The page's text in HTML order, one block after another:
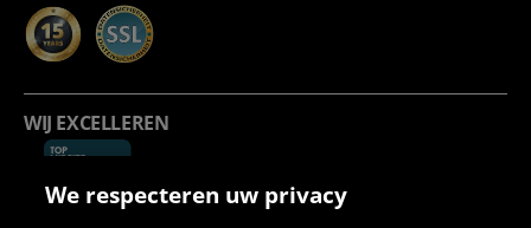
WIJ EXCELLEREN
We respecteren uw privacy